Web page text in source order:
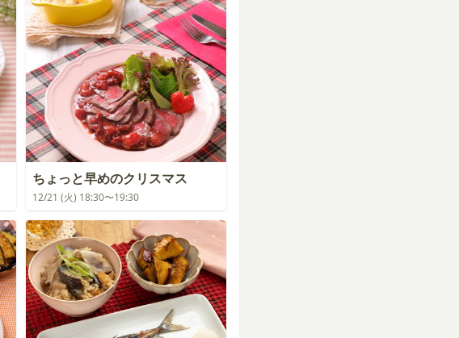
ちょっと早めのクリスマス
12/21 (火) 18:30〜19:30